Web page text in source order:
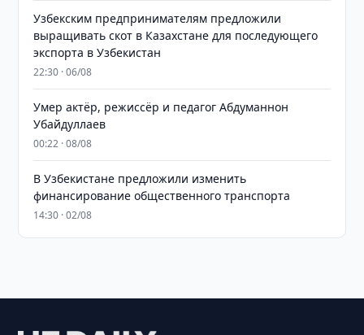
Узбекским предпринимателям предложили
выращивать скот в Казахстане для последующего
экспорта в Узбекистан
22:30 · 06/08
Умер актёр, режиссёр и педагог Абдуманнон
Убайдуллаев
00:22 · 08/08
В Узбекистане предложили изменить
финансирование общественного транспорта
14:30 · 02/08